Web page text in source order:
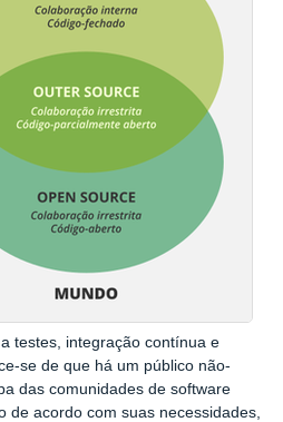
testes, integração contínua e
se de que há um público não-
das comunidades de software
de acordo com suas necessidades,